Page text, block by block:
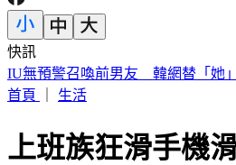
快訊
中國出入境新規將上路 陸委會曝
首頁
生活
上班族狂滑手機